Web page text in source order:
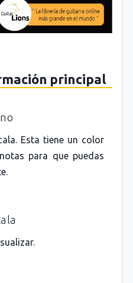
principal
Esta tiene un color
para que puedas